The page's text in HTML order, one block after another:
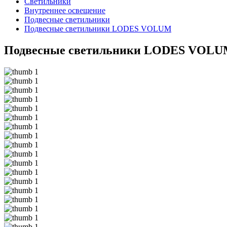
Внутреннее освещение
Подвесные светильники
Подвесные светильники LODES VOLUM
Подвесные светильники LODES